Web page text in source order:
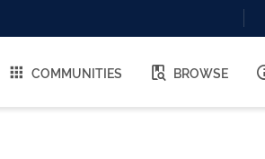
COMMUNITIES BROWSE